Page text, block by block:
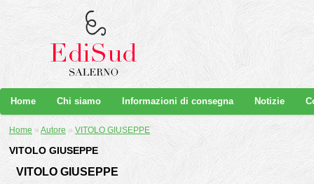
Home Chi siamo Informazioni di consegna Notizie
Home » Autore » VITOLO GIUSEPPE
VITOLO GIUSEPPE
VITOLO GIUSEPPE